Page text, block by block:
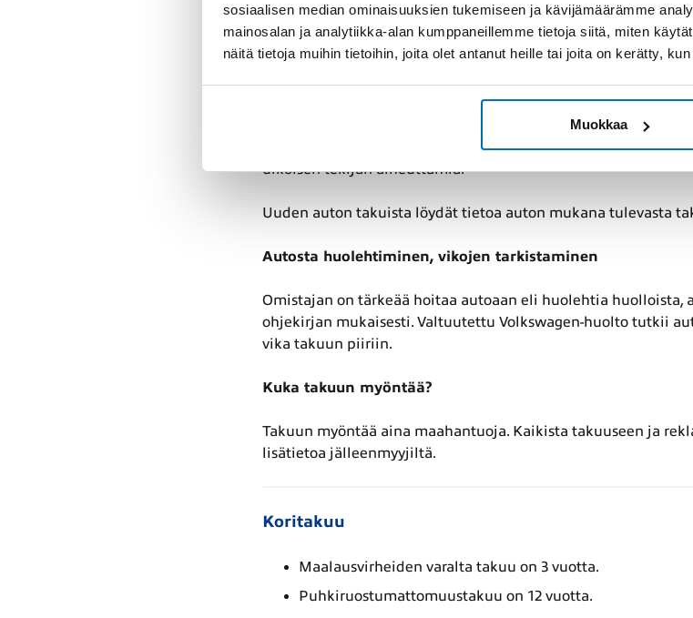
sosiaalisen median ominaisuuksien tukemiseen ja kävijämäärämme
mainosalan ja analytiikka-alan kumppaneillemme tietoja siitä, miten
näitä tietoja muihin tietoihin, joita olet antanut heille tai joita on kerätty,
Muokkaa
Takuu alkaa auton ensirekisteröinnistä tai siitä, kun
auton ensiostajalle – riippuen siitä, kumpi täyttyy ensin.
Mitä takuu ei kata?
Uuden auton takuu ei kata kaikkia vikoja. Takuun
jarruja ja kytkintä koskevat viat, sekä viat, jotka johtuvat
ulkoisen tekijän aiheuttamia.
Uuden auton takuista löydät tietoa auton mukana tulevasta
Autosta huolehtiminen, vikojen tarkistaminen
Omistajan on tärkeää hoitaa autoaan eli huolehtia huolloista,
ohjekirjan mukaisesti. Valtuutettu Volkswagen-huolto tutkii
vika takuun piiriin.
Kuka takuun myöntää?
Takuun myöntää aina maahantuoja. Kaikista takuuseen ja
lisätietoa jälleenmyyjiltä.
Koritakuu
Maalausvirheiden varalta takuu on 3 vuotta.
Puhkiruostumattomuustakuu on 12 vuotta.